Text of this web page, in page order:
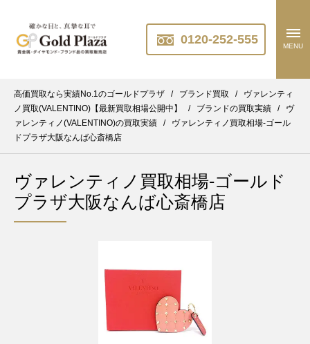
0120-252-555 MENU
高価買取なら実績No.1のゴールドプラザ / ブランド買取 /
ヴァレンティ
ノ買取(VALENTINO)【最新買取相場公開中】
/ ブランドの買取実績 /
ヴ
ァレンティノ(VALENTINO)の買取実績
/
ヴァレンティノ買取相場-ゴール
ドプラザ大阪なんば心斎橋店
ヴァレンティノ買取相場-ゴールド
プラザ大阪なんば心斎橋店